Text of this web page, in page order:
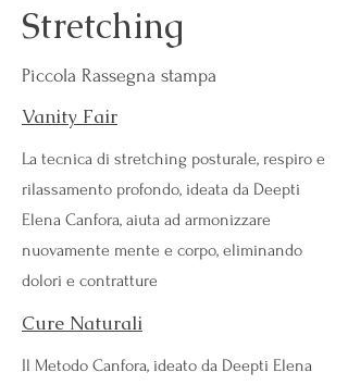
Stretching
Piccola Rassegna stampa
Vanity Fair
La tecnica di stretching posturale, respiro e
rilassamento profondo, ideata da Deepti
Elena Canfora, aiuta ad armonizzare
nuovamente mente e corpo, eliminando
dolori e contratture
Cure Naturali
Il Metodo Canfora, ideato da Deepti Elena